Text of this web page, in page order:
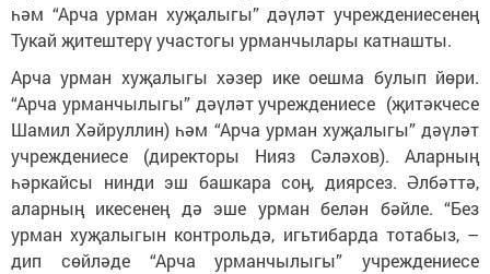
һәм “Арча урман хуҗалыгы” дәүләт учреждениесенең
Тукай җитештерү участогы урманчылары катнашты.
Арча урман хуҗалыгы хәзер ике оешма булып йөри.
“Арча урманчылыгы” дәүләт учреждениесе (җитәкчесе
Шамил Хәйруллин) һәм “Арча урман хуҗалыгы” дәүләт
учреждениесе (директоры Нияз Сәләхов). Аларның
һәркайсы нинди эш башкара соң, диярсез. Әлбәттә,
аларның икесенең дә эше урман белән бәйле. “Без
урман хуҗалыгын контрольдә, игьтибарда тотабыз, –
дип сөйләде “Арча урманчылыгы” учреждениесе